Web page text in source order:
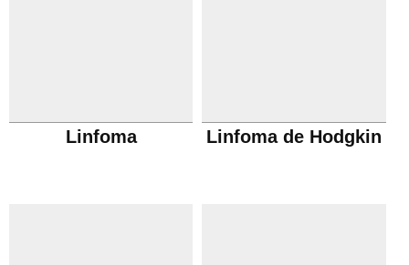
Linfoma Linfoma de Hodgkin